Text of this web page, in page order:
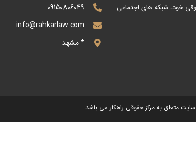
خود، شبکه های اجتماعی
09150806049
info@rahkarlaw.com
* مشهد
متعلق به مرکز حقوقی راهکار می باشد.